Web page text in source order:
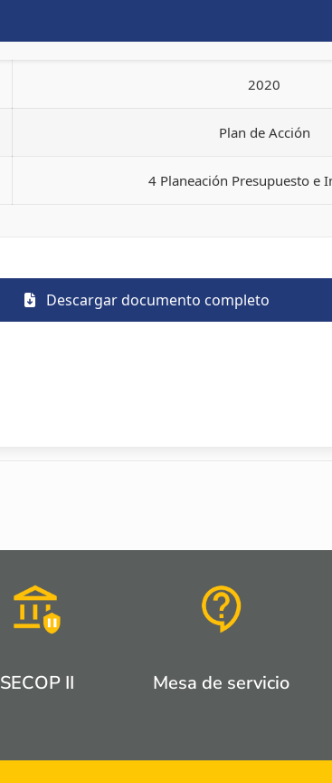
2020
Plan de Acción
4 Planeación Presupuesto e
Descargar documento completo
SECOP II Mesa de servicio